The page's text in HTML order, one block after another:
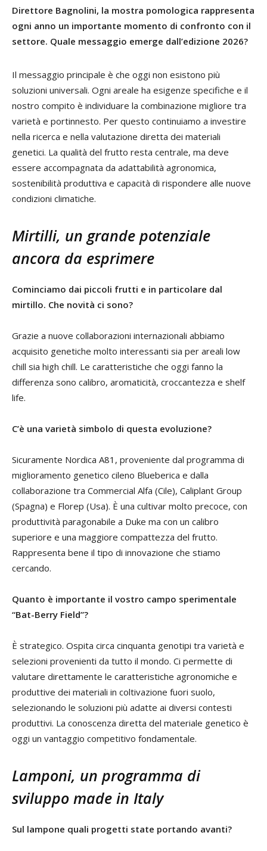
Direttore Bagnolini, la mostra pomologica rappresenta
ogni anno un importante momento di confronto con il
settore. Quale messaggio emerge dall’edizione 2026?
Il messaggio principale è che oggi non esistono più
soluzioni universali. Ogni areale ha esigenze specifiche e il
nostro compito è individuare la combinazione migliore tra
varietà e portinnesto. Per questo continuiamo a investire
nella ricerca e nella valutazione diretta dei materiali
genetici. La qualità del frutto resta centrale, ma deve
essere accompagnata da adattabilità agronomica,
sostenibilità produttiva e capacità di rispondere alle nuove
condizioni climatiche.
Mirtilli, un grande potenziale
ancora da esprimere
Cominciamo dai piccoli frutti e in particolare dal
mirtillo. Che novità ci sono?
Grazie a nuove collaborazioni internazionali abbiamo
acquisito genetiche molto interessanti sia per areali low
chill sia high chill. Le caratteristiche che oggi fanno la
differenza sono calibro, aromaticità, croccantezza e shelf
life.
C’è una varietà simbolo di questa evoluzione?
Sicuramente Nordica A81, proveniente dal programma di
miglioramento genetico cileno Blueberica e dalla
collaborazione tra Commercial Alfa (Cile), Caliplant Group
(Spagna) e Florep (Usa). È una cultivar molto precoce, con
produttività paragonabile a Duke ma con un calibro
superiore e una maggiore compattezza del frutto.
Rappresenta bene il tipo di innovazione che stiamo
cercando.
Quanto è importante il vostro campo sperimentale
“Bat-Berry Field”?
È strategico. Ospita circa cinquanta genotipi tra varietà e
selezioni provenienti da tutto il mondo. Ci permette di
valutare direttamente le caratteristiche agronomiche e
produttive dei materiali in coltivazione fuori suolo,
selezionando le soluzioni più adatte ai diversi contesti
produttivi. La conoscenza diretta del materiale genetico è
oggi un vantaggio competitivo fondamentale.
Lamponi, un programma di
sviluppo made in Italy
Sul lampone quali progetti state portando avanti?